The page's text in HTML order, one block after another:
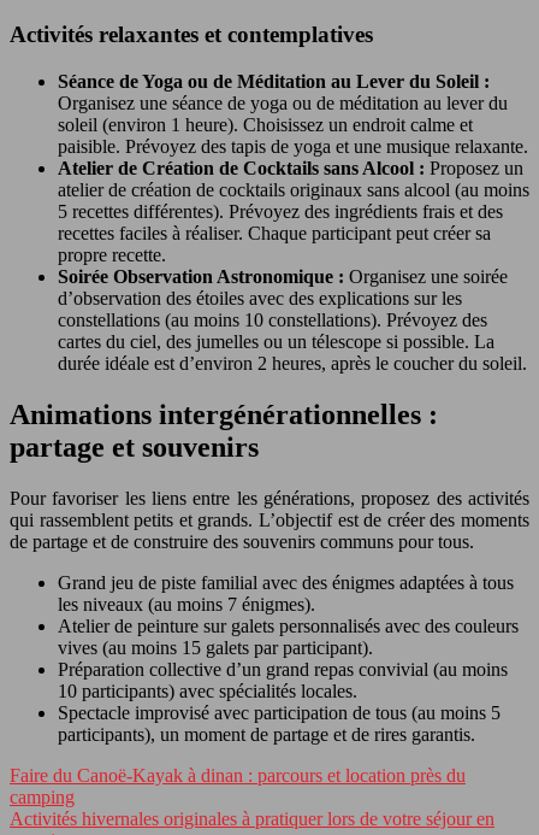
Activités relaxantes et contemplatives
Séance de Yoga ou de Méditation au Lever du Soleil :
Organisez une séance de yoga ou de méditation au lever du
soleil (environ 1 heure). Choisissez un endroit calme et
paisible. Prévoyez des tapis de yoga et une musique relaxante.
Atelier de Création de Cocktails sans Alcool : Proposez un
atelier de création de cocktails originaux sans alcool (au moins
5 recettes différentes). Prévoyez des ingrédients frais et des
recettes faciles à réaliser. Chaque participant peut créer sa
propre recette.
Soirée Observation Astronomique : Organisez une soirée
d’observation des étoiles avec des explications sur les
constellations (au moins 10 constellations). Prévoyez des
cartes du ciel, des jumelles ou un télescope si possible. La
durée idéale est d’environ 2 heures, après le coucher du soleil.
Animations intergénérationnelles :
partage et souvenirs
Pour favoriser les liens entre les générations, proposez des activités
qui rassemblent petits et grands. L’objectif est de créer des moments
de partage et de construire des souvenirs communs pour tous.
Grand jeu de piste familial avec des énigmes adaptées à tous
les niveaux (au moins 7 énigmes).
Atelier de peinture sur galets personnalisés avec des couleurs
vives (au moins 15 galets par participant).
Préparation collective d’un grand repas convivial (au moins
10 participants) avec spécialités locales.
Spectacle improvisé avec participation de tous (au moins 5
participants), un moment de partage et de rires garantis.
Faire du Canoë-Kayak à dinan : parcours et location près du
camping
Activités hivernales originales à pratiquer lors de votre séjour en